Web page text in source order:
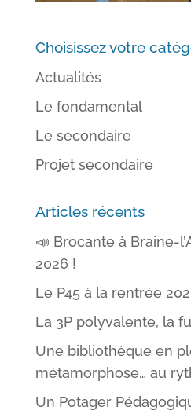
Choisissez votre
Actualités
Le fondamental
Le secondaire
Projet secondaire
Articles récents
📣 Brocante à Braine-
2026 !
Le P45 à la rentrée
La 3P polyvalente, la
Une bibliothèque en
métamorphose… au
Un Potager